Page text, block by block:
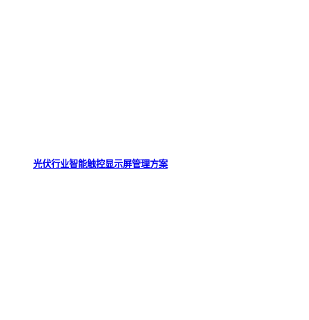
光伏行业智能触控显示屏管理方案